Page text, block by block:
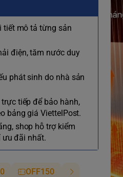
tiết mô tả từng sản
điện, tăm nước duy
phát sinh do nhà sản
tiếp để bảo hành,
bảng giá ViettelPost.
shop hỗ trợ kiểm
ưu đãi nhất.
OFF150